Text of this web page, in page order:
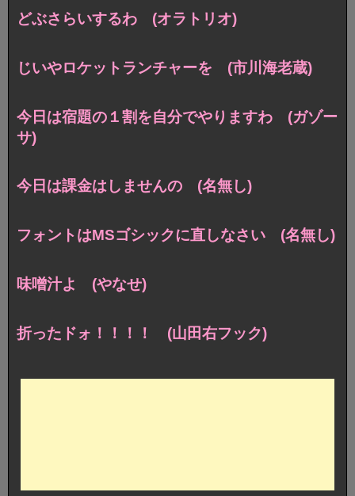
どぶさらいするわ (オラトリオ)
じいやロケットランチャーを (市川海老蔵)
今日は宿題の１割を自分でやりますわ (ガゾー
サ)
今日は課金はしませんの (名無し)
フォントはMSゴシックに直しなさい (名無し)
味噌汁よ (やなせ)
折ったドォ！！！！ (山田右フック)